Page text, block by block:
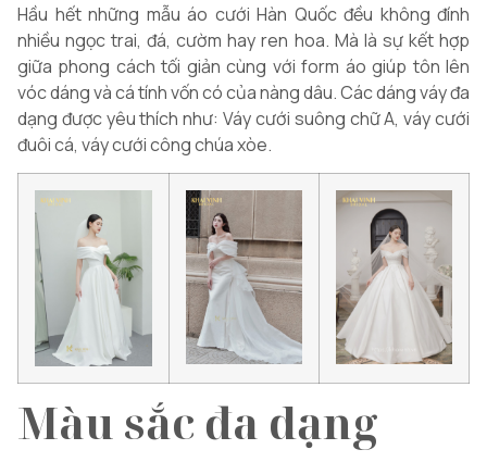
Hầu hết những mẫu áo cưới Hàn Quốc đều không đính
nhiều ngọc trai, đá, cườm hay ren hoa. Mà là sự kết hợp
giữa phong cách tối giản cùng với form áo giúp tôn lên
vóc dáng và cá tính vốn có của nàng dâu. Các dáng váy đa
dạng được yêu thích như: Váy cưới suông chữ A, váy cưới
đuôi cá, váy cưới công chúa xòe.
Màu sắc đa dạng